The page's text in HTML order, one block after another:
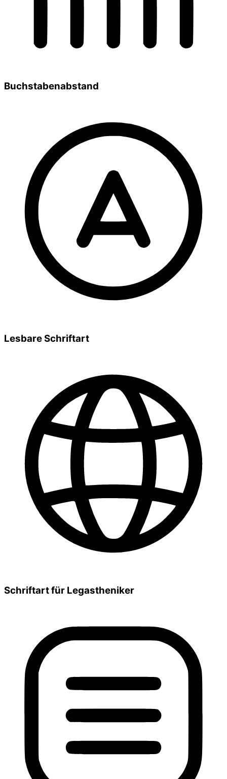
Buchstabenabstand
Lesbare Schriftart
Schriftart für Legastheniker